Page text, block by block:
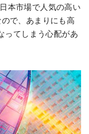
本市場で人気の高い
で、あまりにも高
ってしまう心配があ